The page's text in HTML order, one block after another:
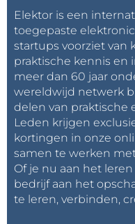
Elektor is een
toegepaste
startups voorziet van
praktische kennis en
meer dan 60 jaar
wereldwijd netwerk
delen van praktische
Leden krijgen
kortingen in onze
samen te werken
Of je nu aan het
bedrijf aan het
te leren, verbinden,